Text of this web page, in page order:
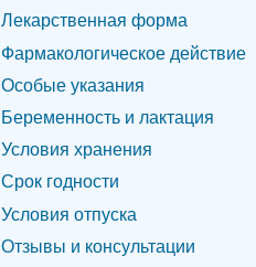
Лекарственная форма
Фармакологическое действие
Особые указания
Беременность и лактация
Условия хранения
Срок годности
Условия отпуска
Отзывы и консультации